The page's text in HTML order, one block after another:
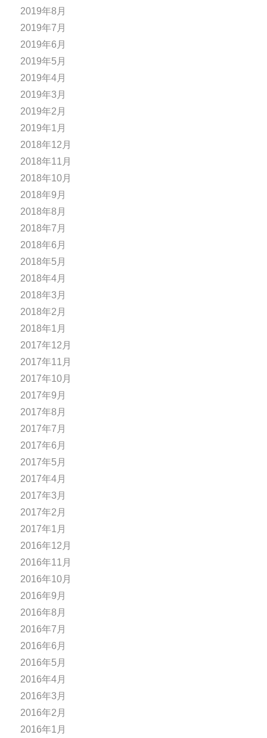
2019年8月
2019年7月
2019年6月
2019年5月
2019年4月
2019年3月
2019年2月
2019年1月
2018年12月
2018年11月
2018年10月
2018年9月
2018年8月
2018年7月
2018年6月
2018年5月
2018年4月
2018年3月
2018年2月
2018年1月
2017年12月
2017年11月
2017年10月
2017年9月
2017年8月
2017年7月
2017年6月
2017年5月
2017年4月
2017年3月
2017年2月
2017年1月
2016年12月
2016年11月
2016年10月
2016年9月
2016年8月
2016年7月
2016年6月
2016年5月
2016年4月
2016年3月
2016年2月
2016年1月